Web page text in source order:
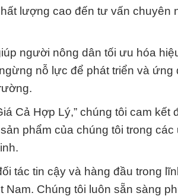
lượng cao đến tư vấn chuyên
người nông dân tối ưu hóa
nỗ lực để phát triển và
Cả Hợp Lý,” chúng tôi cam kết
phẩm của chúng tôi trong
tác tin cậy và hàng đầu trong
Chúng tôi luôn sẵn sàng